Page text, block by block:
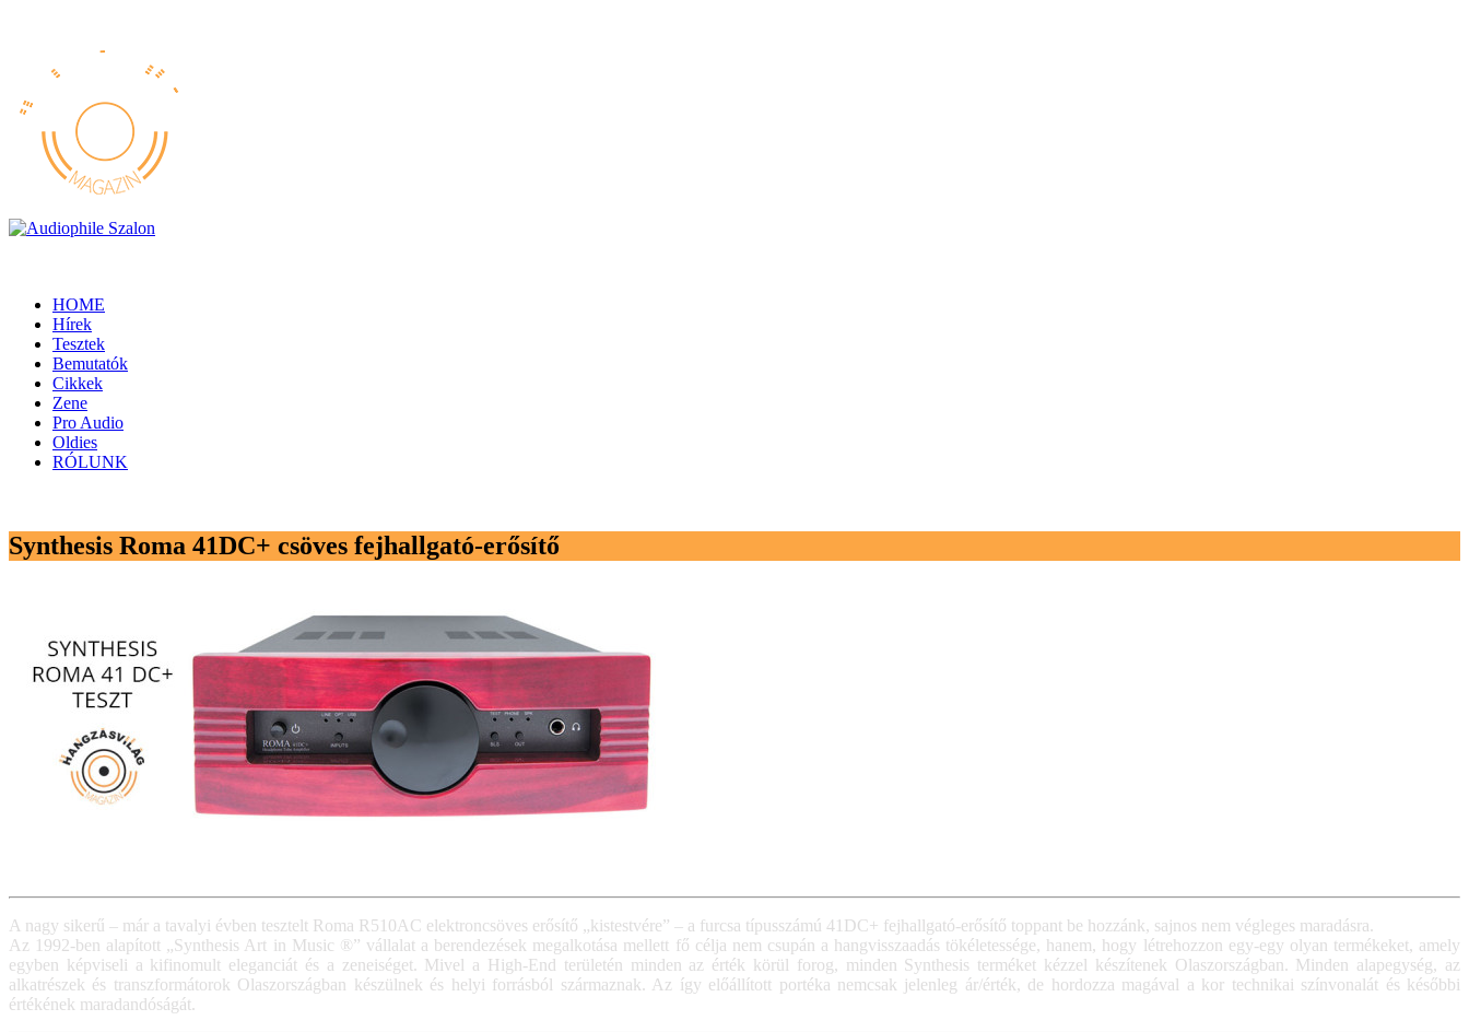
HOME
Hírek
Tesztek
Bemutatók
Cikkek
Zene
Pro Audio
Oldies
RÓLUNK
Synthesis Roma 41DC+ csöves fejhallgató-erősítő
A nagy sikerű – már a tavalyi évben tesztelt Roma R510AC elektroncsöves erősítő „kistestvére” – a furcsa típusszámú 41DC+ fejhallgató-erősítő toppant be hozzánk, sajnos nem végleges maradásra.
Az 1992-ben alapított „Synthesis Art in Music ®” vállalat a berendezések megalkotása mellett fő célja nem csupán a hangvisszaadás tökéletessége, hanem, hogy létrehozzon egy-egy olyan termékeket, amely
egyben képviseli a kifinomult eleganciát és a zeneiséget. Mivel a High-End területén minden az érték körül forog, minden Synthesis terméket kézzel készítenek Olaszországban. Minden alapegység, az
alkatrészek és transzformátorok Olaszországban készülnek és helyi forrásból származnak. Az így előállított portéka nemcsak jelenleg ár/érték, de hordozza magával a kor technikai színvonalát és későbbi
értékének maradandóságát.